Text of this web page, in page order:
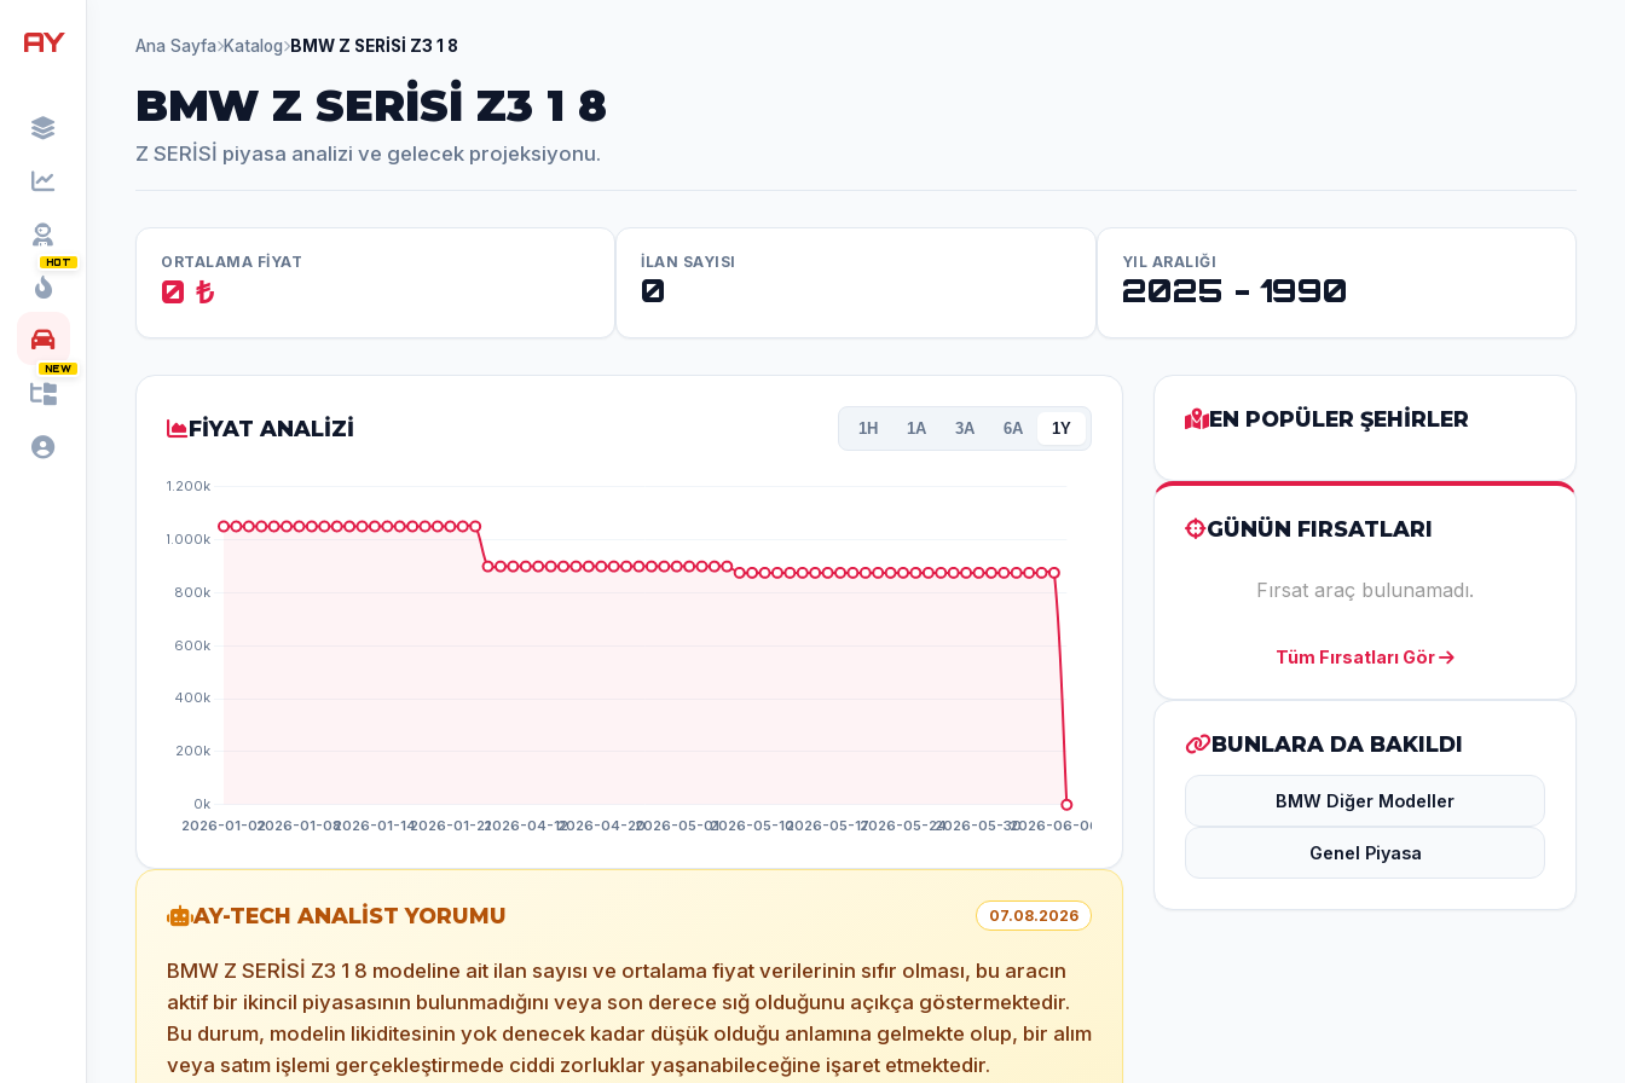
AY
HOT
NEW
Ana Sayfa Katalog BMW Z SERİSİ Z3 1 8
BMW Z SERİSİ Z3 1 8
Z SERİSİ piyasa analizi ve gelecek projeksiyonu.
ORTALAMA FİYAT
0 ₺
İLAN SAYISI
0
YIL ARALIĞI
2025 - 1990
FİYAT ANALİZİ 1H 1A 3A 6A 1Y
AY-TECH ANALİST YORUMU 07.08.2026
BMW Z SERİSİ Z3 1 8 modeline ait ilan sayısı ve ortalama fiyat verilerinin sıfır olması, bu aracın
aktif bir ikincil piyasasının bulunmadığını veya son derece sığ olduğunu açıkça göstermektedir.
Bu durum, modelin likiditesinin yok denecek kadar düşük olduğu anlamına gelmekte olup, bir alım
veya satım işlemi gerçekleştirmede ciddi zorluklar yaşanabileceğine işaret etmektedir.
EN POPÜLER ŞEHİRLER
GÜNÜN FIRSATLARI
Fırsat araç bulunamadı.
Tüm Fırsatları Gör
BUNLARA DA BAKILDI
BMW Diğer Modeller
Genel Piyasa